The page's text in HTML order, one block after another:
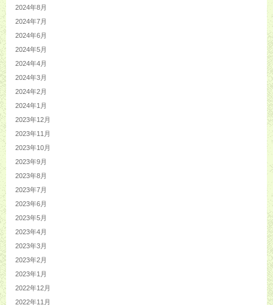
2024年8月
2024年7月
2024年6月
2024年5月
2024年4月
2024年3月
2024年2月
2024年1月
2023年12月
2023年11月
2023年10月
2023年9月
2023年8月
2023年7月
2023年6月
2023年5月
2023年4月
2023年3月
2023年2月
2023年1月
2022年12月
2022年11月